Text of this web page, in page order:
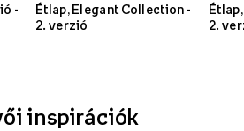
-
Étlap, Elegant Collection -
2. verzió
2.
inspirációk